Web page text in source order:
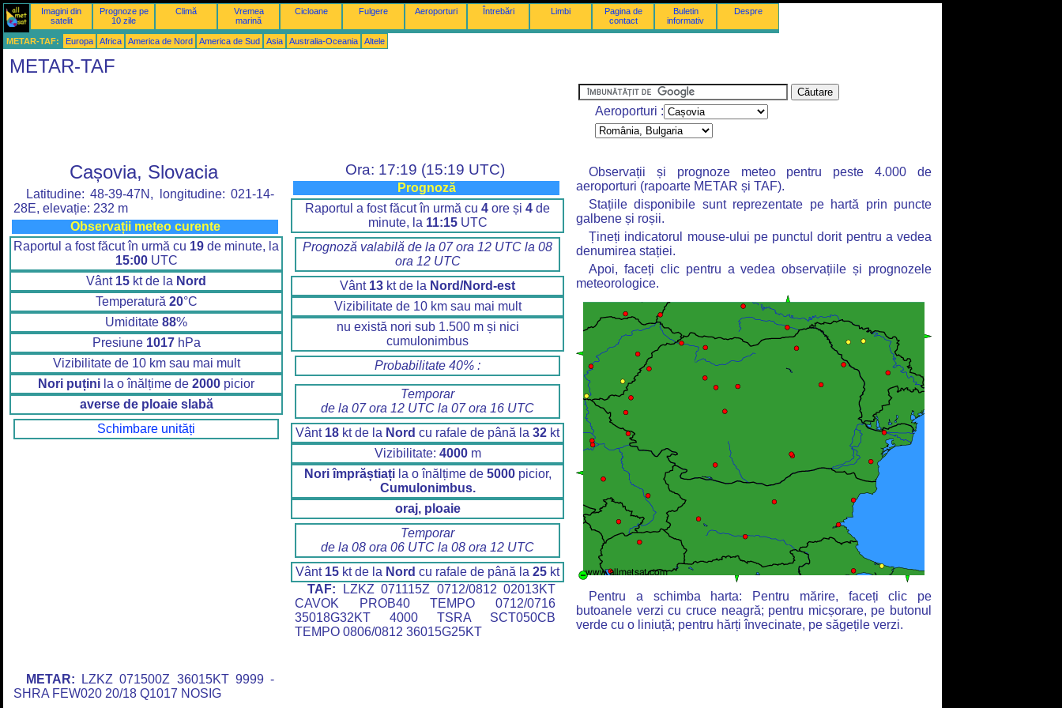
Imagini din
satelit
Prognoze pe
10 zile
Climă
Vremea
marină
Cicloane Fulgere Aeroporturi Întrebări Limbi
Pagina de
contact
Buletin
informativ
Despre
METAR-TAF: Europa Africa America de Nord America de Sud Asia Australia-Oceania Altele
METAR-TAF
Aeroporturi :
Cașovia, Slovacia
Latitudine: 48-39-47N, longitudine: 021-14-
28E, elevație: 232 m
Observații meteo curente
Raportul a fost făcut în urmă cu 19 de minute, la
15:00UTC
Vânt 15 kt de la Nord
Temperatură 20°C
Umiditate 88%
Presiune 1017hPa
Vizibilitate de 10 km sau mai mult
Nori puțini la o înălțime de 2000 picior
averse de ploaie slabă
Schimbare unități
METAR: LZKZ 071500Z 36015KT 9999 -
SHRA FEW020 20/18 Q1017 NOSIG
Ora: 17:19 (15:19 UTC)
Prognoză
Raportul a fost făcut în urmă cu 4 ore și 4 de
minute, la 11:15UTC
Prognoză valabilă de la 07 ora 12 UTC la 08
ora 12 UTC
Vânt 13 kt de la Nord/Nord-est
Vizibilitate de 10 km sau mai mult
nu există nori sub 1.500 m și nici
cumulonimbus
Probabilitate 40% :
Temporar
de la 07 ora 12 UTC la 07 ora 16 UTC
Vânt 18 kt de la Nord cu rafale de până la 32 kt
Vizibilitate: 4000m
Nori împrăștiațila o înălțime de 5000picior,
Cumulonimbus.
oraj, ploaie
Temporar
de la 08 ora 06 UTC la 08 ora 12 UTC
Vânt 15 kt de la Nord cu rafale de până la 25 kt
TAF: LZKZ 071115Z 0712/0812 02013KT
CAVOK PROB40 TEMPO 0712/0716
35018G32KT 4000 TSRA SCT050CB
TEMPO 0806/0812 36015G25KT
Observații și prognoze meteo pentru peste 4.000 de
aeroporturi (rapoarte METAR și TAF).
Stațiile disponibile sunt reprezentate pe hartă prin puncte
galbene și roșii.
Țineți indicatorul mouse-ului pe punctul dorit pentru a vedea
denumirea stației.
Apoi, faceți clic pentru a vedea observațiile și prognozele
meteorologice.
Pentru a schimba harta: Pentru mărire, faceți clic pe
butoanele verzi cu cruce neagră; pentru micșorare, pe butonul
verde cu o liniuță; pentru hărți învecinate, pe săgețile verzi.